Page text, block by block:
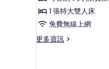
房
篩
選
條
1
KING
BED,
DELUXE
1 張特大雙人床
免費無線上網
更多資訊
更